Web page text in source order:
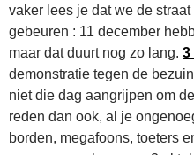
vaker lees je dat we de
gebeuren : 11 december
maar dat duurt nog zo lang. 3
demonstratie tegen de
niet die dag aangrijpen om
reden dan ook, al je
borden, megafoons, toeters